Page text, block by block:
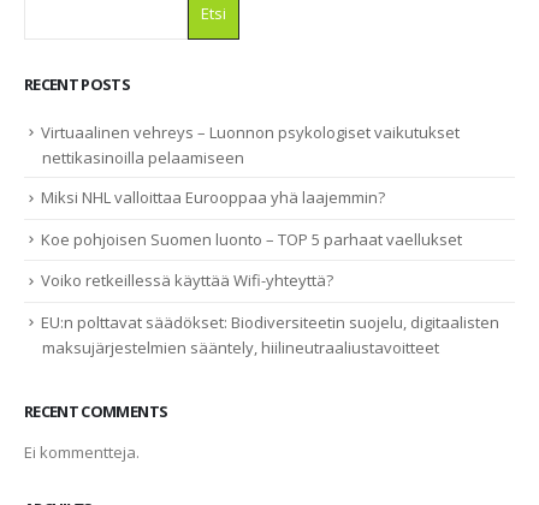
Etsi
RECENT POSTS
Virtuaalinen vehreys – Luonnon psykologiset vaikutukset
nettikasinoilla pelaamiseen
Miksi NHL valloittaa Eurooppaa yhä laajemmin?
Koe pohjoisen Suomen luonto – TOP 5 parhaat vaellukset
Voiko retkeillessä käyttää Wifi-yhteyttä?
EU:n polttavat säädökset: Biodiversiteetin suojelu, digitaalisten
maksujärjestelmien sääntely, hiilineutraaliustavoitteet
RECENT COMMENTS
Ei kommentteja.